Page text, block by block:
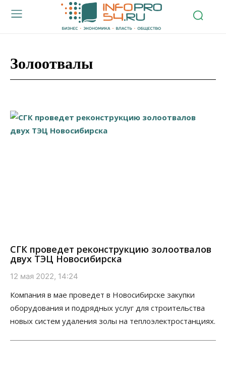
Золоотвалы
СГК проведет реконструкцию золоотвалов
двух ТЭЦ Новосибирска
12 мая 2022, 14:24
Компания в мае проведет в Новосибирске закупки
оборудования и подрядных услуг для строительства
новых систем удаления золы на теплоэлектростанциях.